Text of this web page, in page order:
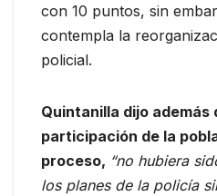
con 10 puntos, sin
contempla la
policial.
Quintanilla dijo
participación de la
proceso, “no hubiera
los planes de la policía